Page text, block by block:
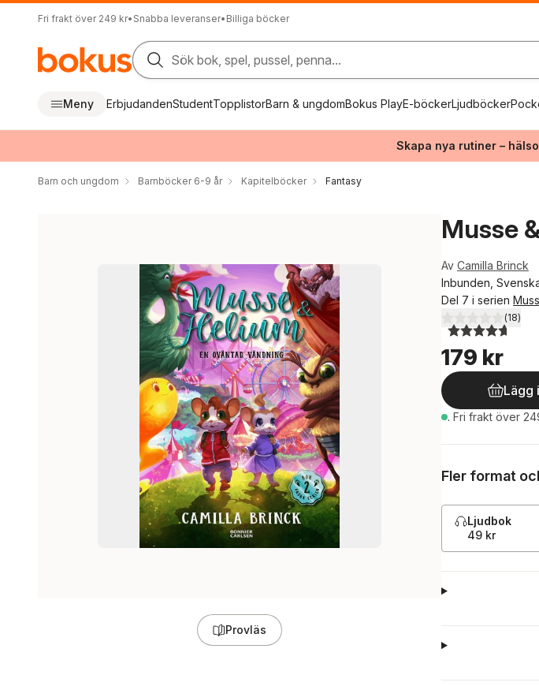
Fri frakt över 249 kr• Snabba leveranser• Billiga böcker
Sök bok, spel, pussel, penna...
Meny ErbjudandenStudentTopplistorBarn & ungdomBokus PlayE-böckerLjudböcker
Skapa nya rutiner –
Barn och ungdom Barnböcker 6-9 år Kapitelböcker Fantasy
Provläs
Musse
Av Camilla Brinck
Inbunden,
Del 7 i serien
4,7utav 5 stjärnor.
(18)
179 kr
Lägg
. Fri frakt över
Fler format
Ljudbok
49 kr